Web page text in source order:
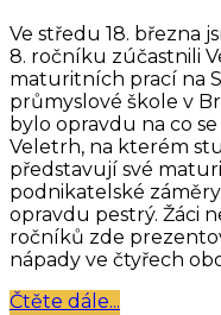
Ve středu 18. března
8. ročníku zúčastnili
maturitních prací na
průmyslové škole v
bylo opravdu na co
Veletrh, na kterém
představují své
podnikatelské
opravdu pestrý. Žáci
ročníků zde
nápady ve čtyřech
Čtěte dále...